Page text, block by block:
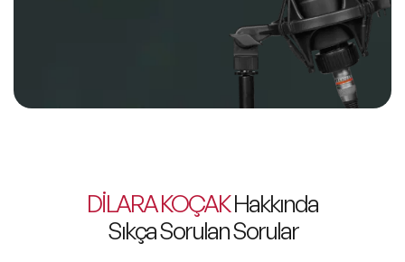
DİLARA KOÇAKHakkında
Sıkça Sorulan Sorular